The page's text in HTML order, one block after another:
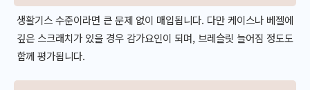
생활기스 수준이라면 큰 문제 없이 매입됩니다. 다만 케이스나 베젤에
깊은 스크래치가 있을 경우 감가요인이 되며, 브레슬릿 늘어짐 정도도
함께 평가됩니다.